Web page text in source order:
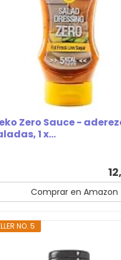
Zero Sauce -
1 x...
Comprar en Amazon
NO. 5